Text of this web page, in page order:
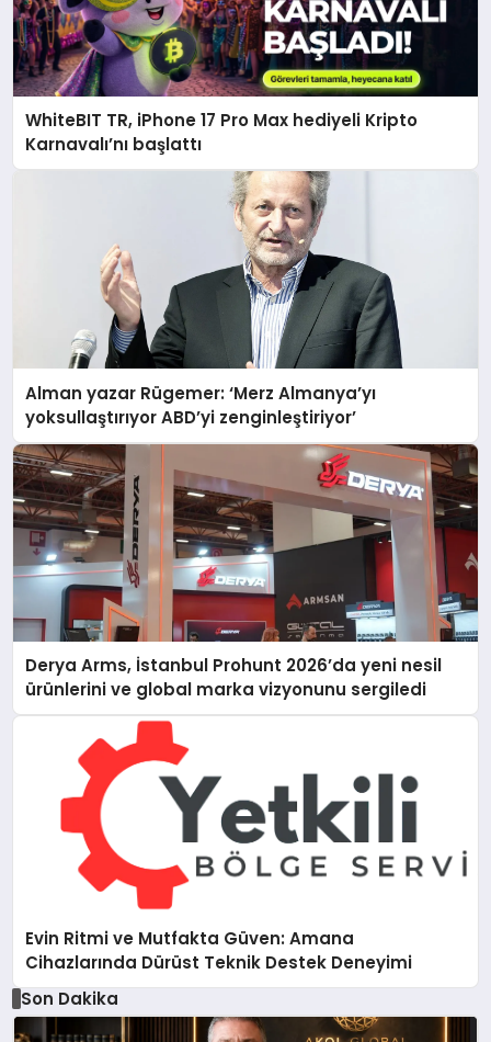
WhiteBIT TR, iPhone 17 Pro Max hediyeli Kripto
Karnavalı’nı başlattı
Alman yazar Rügemer: ‘Merz Almanya’yı
yoksullaştırıyor ABD’yi zenginleştiriyor’
Derya Arms, İstanbul Prohunt 2026’da yeni nesil
ürünlerini ve global marka vizyonunu sergiledi
Evin Ritmi ve Mutfakta Güven: Amana
Cihazlarında Dürüst Teknik Destek Deneyimi
Son Dakika